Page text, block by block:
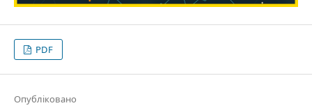
PDF
Опубліковано